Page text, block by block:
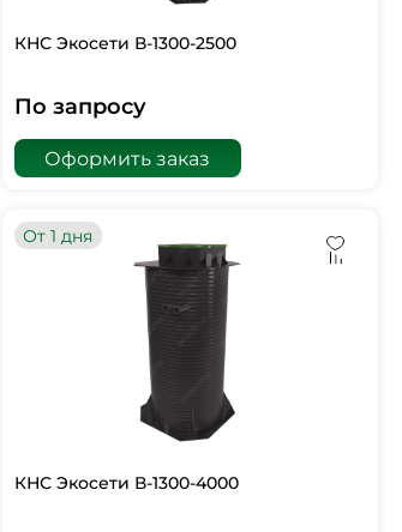
КНС Экосети В-1300-2500
По запросу
Оформить заказ
От 1 дня
КНС Экосети В-1300-4000